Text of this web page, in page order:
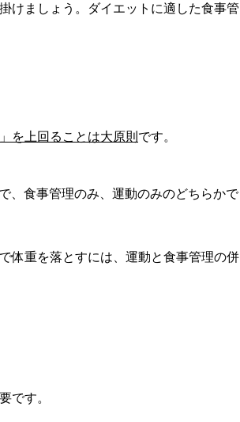
けましょう。ダイエットに適した食事管
を上回ることは大原則 です。
、食事管理のみ、運動のみのどちらかで
体重を落とすには、運動と食事管理の併
です。